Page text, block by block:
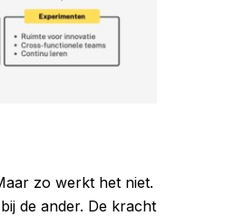
zo werkt het niet.
de ander. De kracht